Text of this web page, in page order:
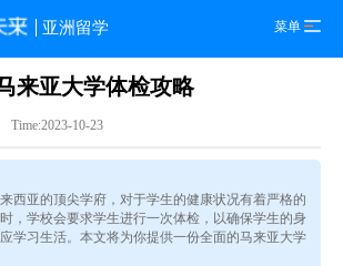
亚洲留学 菜单
来亚大学体检攻略
Time:2023-10-23
西亚的顶尖学府，对于学生的健康状况有着严格的
，学校会要求学生进行一次体检，以确保学生的身
学习生活。本文将为你提供一份全面的马来亚大学